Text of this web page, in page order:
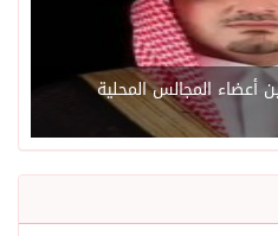
أعضاء المجالس المحلية